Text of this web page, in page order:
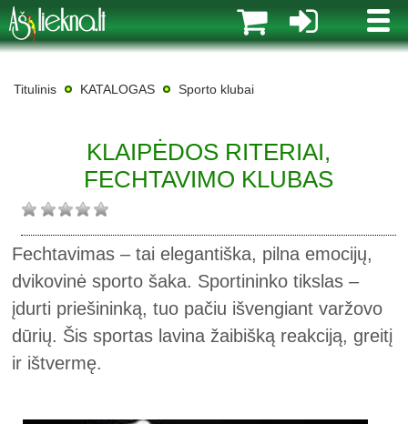
MENIU
Titulinis KATALOGAS Sporto klubai
KLAIPĖDOS RITERIAI,
FECHTAVIMO KLUBAS
Fechtavimas – tai elegantiška, pilna emocijų,
dvikovinė sporto šaka. Sportininko tikslas –
įdurti priešininką, tuo pačiu išvengiant varžovo
dūrių. Šis sportas lavina žaibišką reakciją, greitį
ir ištvermę.